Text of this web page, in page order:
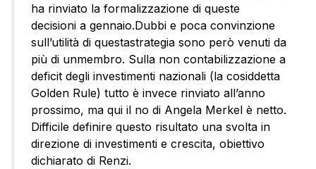
ha rinviato la formalizzazione di queste
decisioni a gennaio.Dubbi e poca convinzione
sull’utilità di questastrategia sono però venuti da
più di unmembro. Sulla non contabilizzazione a
deficit degli investimenti nazionali (la cosiddetta
Golden Rule) tutto è invece rinviato all’anno
prossimo, ma qui il no di Angela Merkel è netto.
Difficile definire questo risultato una svolta in
direzione di investimenti e crescita, obiettivo
dichiarato di Renzi.